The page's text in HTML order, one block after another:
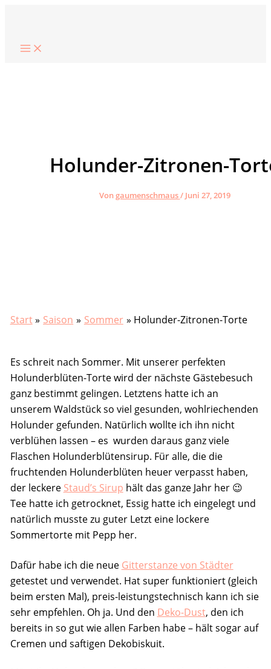
springen
Holunder-Zitronen-
Vongaumenschmaus/ Juni 27, 2019
Start Saison Sommer Holunder-Zitronen-Torte
Es schreit nach Sommer. Mit unserer perfekten
Holunderblüten-Torte wird der nächste Gästebesuch
ganz bestimmt gelingen. Letztens hatte ich an
unserem Waldstück so viel gesunden, wohlriechenden
Holunder gefunden. Natürlich wollte ich ihn nicht
verblühen lassen – es wurden daraus ganz viele
Flaschen Holunderblütensirup. Für alle, die die
fruchtenden Holunderblüten heuer verpasst haben,
der leckere Staud’s Sirup hält das ganze Jahr her 😉
Tee hatte ich getrocknet, Essig hatte ich eingelegt und
natürlich musste zu guter Letzt eine lockere
Sommertorte mit Pepp her.
Dafür habe ich die neue Gitterstanze von Städter
getestet und verwendet. Hat super funktioniert (gleich
beim ersten Mal), preis-leistungstechnisch kann ich sie
sehr empfehlen. Oh ja. Und den Deko-Dust, den ich
bereits in so gut wie allen Farben habe – hält sogar auf
Cremen und saftigen Dekobiskuit.